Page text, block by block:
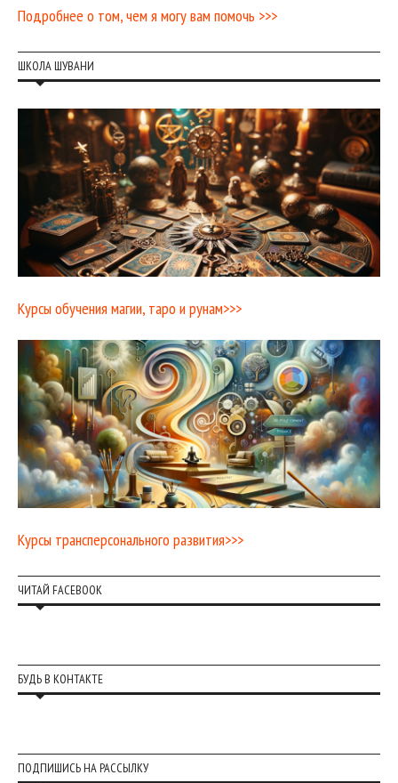
Подробнее о том, чем я могу вам помочь >>>
ШКОЛА ШУВАНИ
Курсы обучения магии, таро и рунам>>>
Курсы трансперсонального развития>>>
ЧИТАЙ FACEBOOK
БУДЬ В КОНТАКТЕ
ПОДПИШИСЬ НА РАССЫЛКУ